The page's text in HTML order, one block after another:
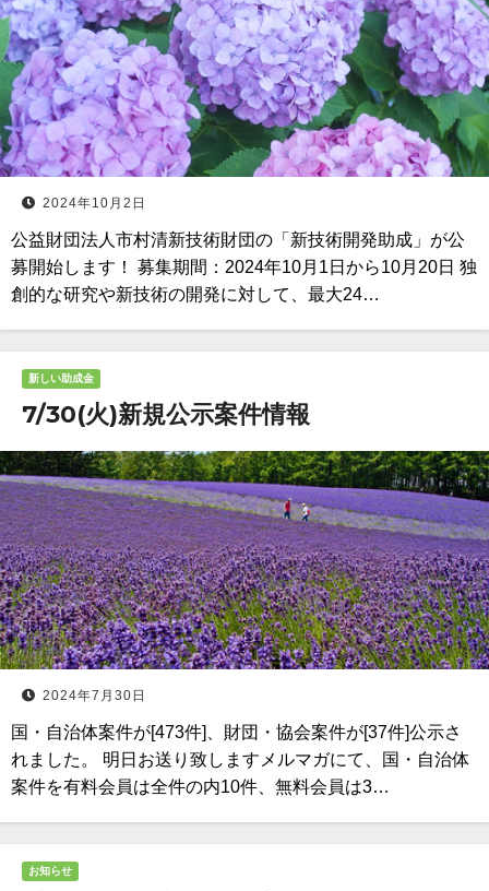
2024年10月2日
公益財団法人市村清新技術財団の「新技術開発助成」が公
募開始します！ 募集期間：2024年10月1日から10月20日 独
創的な研究や新技術の開発に対して、最大24…
新しい助成金
7/30(火)新規公示案件情報
2024年7月30日
国・自治体案件が[473件]、財団・協会案件が[37件]公示さ
れました。 明日お送り致しますメルマガにて、国・自治体
案件を有料会員は全件の内10件、無料会員は3…
お知らせ